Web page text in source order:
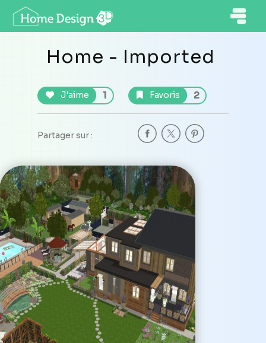
Home - Imported
J'aime 1 Favoris 2
Partager sur :